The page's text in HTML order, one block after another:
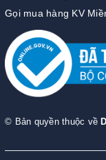
Gọi mua hàng KV
© Bản quyền thuộc về